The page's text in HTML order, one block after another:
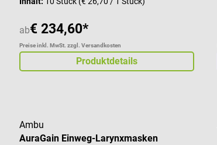
ab€ 234,60*
Preise inkl. MwSt. zzgl. Versandkosten
Produktdetails
Ambu
AuraGain Einweg-Larynxmasken